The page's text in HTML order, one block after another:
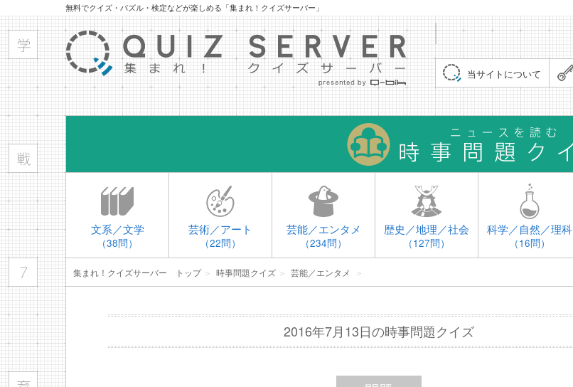
無料でクイズ・パズル・検定などが楽しめる「集まれ！クイズサーバー」
当サイトについて
文系／文学
（38問）
芸術／アート
（22問）
芸能／エンタメ
（234問）
歴史／地理／社会
（127問）
科学／自然／理科
（16問）
集まれ！クイズサーバー トップ＞ 時事問題クイズ ＞ 芸能／エンタメ ＞
2016年7月13日の時事問題クイズ